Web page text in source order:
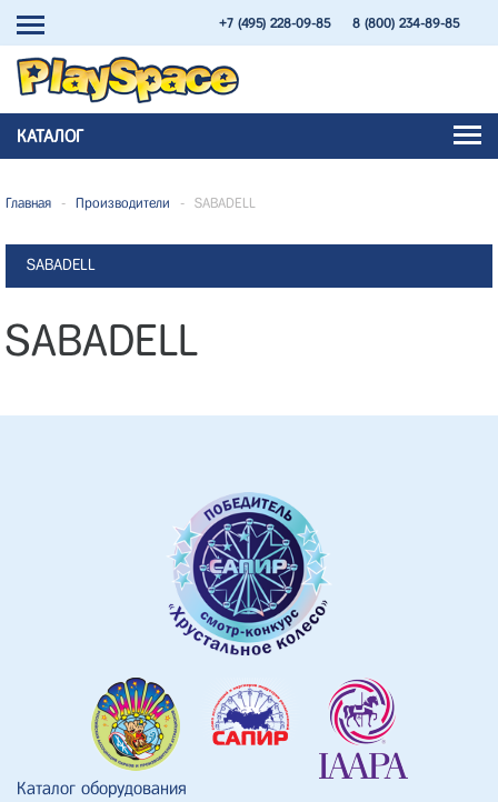
+7 (495) 228-09-85 8 (800) 234-89-85
КАТАЛОГ
Главная - Производители - SABADELL
SABADELL
SABADELL
Каталог оборудования